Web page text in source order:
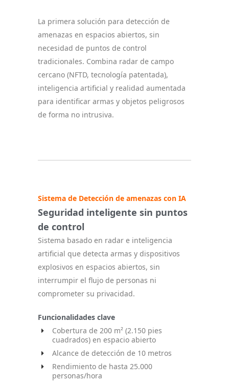
La primera solución para detección de
amenazas en espacios abiertos, sin
necesidad de puntos de control
tradicionales. Combina radar de campo
cercano (NFTD, tecnología patentada),
inteligencia artificial y realidad aumentada
para identificar armas y objetos peligrosos
de forma no intrusiva.
Sistema de Detección de amenazas con IA
Seguridad inteligente sin puntos
de control
Sistema basado en radar e inteligencia
artificial que detecta armas y dispositivos
explosivos en espacios abiertos, sin
interrumpir el flujo de personas ni
comprometer su privacidad.
Funcionalidades clave
Cobertura de 200 m² (2.150 pies
cuadrados) en espacio abierto
Alcance de detección de 10 metros
Rendimiento de hasta 25.000
personas/hora